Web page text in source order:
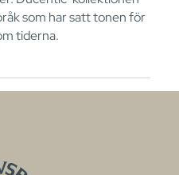
som har satt tonen för
tiderna.